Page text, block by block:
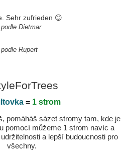
Sehr zufrieden 😊
Dietmar
Rupert
= 1 strom
pomáháš sázet stromy tam, kde je
pomocí můžeme 1 strom navíc a
a lepší budoucnosti pro
všechny.